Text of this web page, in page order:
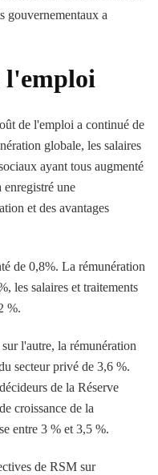
gouvernementaux a
l'emploi
de l'emploi a continué de
globale, les salaires
ayant tous augmenté
enregistré une
et des avantages
de 0,8%. La rémunération
les salaires et traitements
%.
l'autre, la rémunération
secteur privé de 3,6 %.
de la Réserve
croissance de la
entre 3 % et 3,5 %.
de RSM sur